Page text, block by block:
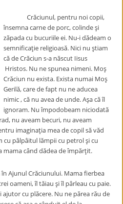
Crăciunul, pentru noi copii,
însemna carne de porc, colinde şi
zăpada cu bucuriile ei. Nu-i dădeam o
semnificaţie religioasă. Nici nu ştiam
că de Crăciun s-a născut Iisus
Hristos. Nu ne spunea nimeni. Moş
Crăciun nu exista. Exista numai Moş
Gerilă, care de fapt nu ne aducea
nimic , că nu avea de unde. Aşa că îl
ignoram. Nu împodobeam niciodată
nu aveam becuri, nu aveam
imaginaţia mea de copil să văd
cu pâlpâitul lămpii cu petrol şi cu
mama când dădea de împărţit.
Ajunul Crăciunului. Mama fierbea
oameni, îl tăiau şi îl pârleau cu paie.
ajutor cu plăcere. Nu ne părea rău de